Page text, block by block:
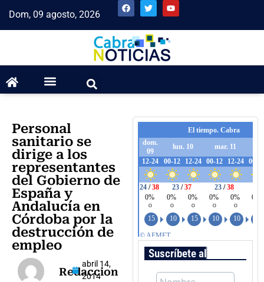
Dom, 09 agosto, 2026
Personal
sanitario se
dirige a los
representantes
del Gobierno de
España y
Andalucía en
Córdoba por la
destrucción de
empleo
Redaccion
abril 14,
2014
Suscríbete al boletín